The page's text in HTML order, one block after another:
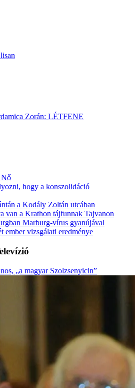
Zorán: LÉTFENE
hogy a konszolidáció
a Kodály Zoltán utcában
van a Krathon tájfunnak Tajvanon
Marburg-vírus gyanújával
ember vizsgálati eredménye
„a magyar Szolzsenyicin”